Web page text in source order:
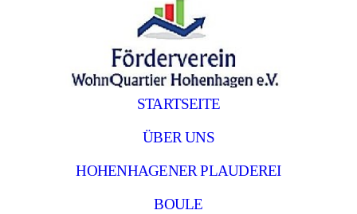
STARTSEITE
ÜBER UNS
HOHENHAGENER PLAUDEREI
BOULE